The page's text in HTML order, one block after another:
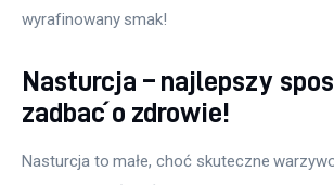
wyrafinowany smak!
Nasturcja – najlepszy
zadbać o zdrowie!
Nasturcja to małe, choć skuteczne